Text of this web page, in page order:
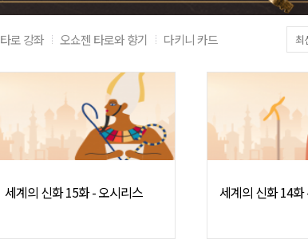
타로 강좌 오쇼젠 타로와 향기 다키니 카드
세계의 신화 15화 - 오시리스 세계의 신화 14화